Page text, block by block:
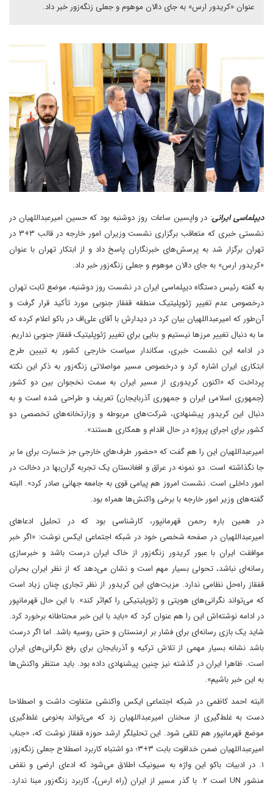
عنوان «کریدور ارس» به جای دالان موهوم و جعلی زنگه‌زور خبر داد.
دیپلماسی ایرانی: در واپسین ساعات روز دوشنبه بود که حسین امیرعبداللهیان در
نشستی خبری که متعاقب برگزاری نشست وزیران امور خارجه در قالب ۳+۳ در
تهران برگزار شد به پرسش‌های خبرنگاران پاسخ داد و از ابتکار تهران با عنوان
«کریدور ارس» به جای دالان موهوم و جعلی زنگه‌زور خبر داد.
به گفته رئیس دستگاه دیپلماسی ایران در نشست روز دوشنبه، موضع ثابت تهران
درخصوص عدم تغییر ژئوپلیتیک منطقه قفقاز جنوبی مورد تأکید قرار گرفت و
آن‌طور که امیرعبداللهیان بیان کرد در دیدارش با آقای علی‌اف در باکو اعلام کرده که
ما به دنبال تغییر مرزها نیستیم و بنایی برای تغییر ژئوپلیتیک قفقاز جنوبی نداریم.
در ادامه این نشست خبری، سکاندار سیاست خارجی کشور به تبیین طرح
ابتکاری ایران اشاره کرد و درخصوص مسیر مواصلاتی زنگه‌زور به ذکر این نکته
پرداخت که «اکنون کریدوری از مسیر ایران به سمت نخجوان بین دو کشور
(جمهوری اسلامی ایران و جمهوری آذربایجان) تعریف و طراحی شده است و به
دنبال این کریدور پیشنهادی، شرکت‌های مربوطه و وزارتخانه‌های تخصصی دو
کشور برای اجرای پروژه در حال اقدام و همکاری هستند».
امیرعبداللهیان این را هم گفت که «حضور طرف‌های خارجی جز خسارت برای ما بر
جا نگذاشته است. دو نمونه در عراق و افغانستان یک تجربه گران‌بها در دخالت در
امور داخلی است. نشست امروز هم پیامی قوی به جامعه جهانی صادر کرد». البته
گفته‌های وزیر امور خارجه با برخی واکنش‌ها همراه بود.
در همین باره رحمن قهرمانپور، کارشناسی بود که در تحلیل ادعاهای
امیرعبداللهیان در صفحه شخصی خود در شبکه اجتماعی ایکس نوشت: «اگر خبر
موافقت ایران با عبور کریدور زنگه‌زور از خاک ایران درست باشد و خبرسازی
رسانه‌ای نباشد، تحولی بسیار مهم است و نشان می‌دهد که از نظر ایران بحران
قفقاز راه‌حل نظامی ندارد. مزیت‌های این کریدور از نظر تجاری چنان زیاد است
که می‌تواند نگرانی‌های هویتی و ژئوپلیتیکی را کم‌اثر کند». با این حال قهرمانپور
در ادامه نوشته‌اش این را هم عنوان کرد که «باید با این خبر محتاطانه برخورد کرد.
شاید یک بازی رسانه‌ای برای فشار بر ارمنستان و حتی روسیه باشد. اما اگر درست
باشد نشانه بسیار مهمی از تلاش ترکیه و آذربایجان برای رفع نگرانی‌های ایران
است. ظاهرا ایران در گذشته نیز چنین پیشنهادی داده بود. باید منتظر واکنش‌ها
به این خبر باشیم».
البته احمد کاظمی در شبکه اجتماعی ایکس واکنشی متفاوت داشت و اصطلاحا
دست به غلط‌گیری از سخنان امیرعبداللهیان زد که می‌تواند به‌نوعی غلط‌گیری
موضع قهرمانپور هم تلقی شود. این تحلیلگر ارشد حوزه قفقاز نوشت که، «جناب
امیرعبداللهیان ضمن خداقوت بابت ۳+۳؛ دو اشتباه کاربرد اصطلاح جعلی زنگه‌زور:
۱. در ادبیات باکو این واژه به سیونیک اطلاق می‌شود که ادعای ارضی و نقض
منشور UN است ۲. با گذر مسیر از ایران (راه ارس)، کاربرد زنگه‌زور مبنا ندارد.